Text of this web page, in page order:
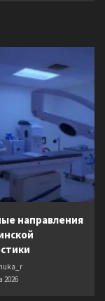
направления
2026